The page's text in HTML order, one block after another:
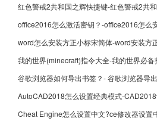
红色警戒2共和国之辉快捷键-红色警戒2共
office2016怎么激活密钥？-office2016怎么
word怎么安装方正小标宋简体-word安装方
我的世界(minecraft)指令大全-我的世界必备
谷歌浏览器如何导出书签？- 谷歌浏览器导
AutoCAD2018怎么设置经典模式-
Cheat Engine怎么设置中文?ce修改器设置